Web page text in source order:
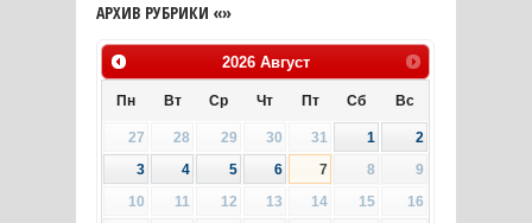
АРХИВ РУБРИКИ «»
2026 Август
Пн Вт Ср Чт Пт Сб Вс
27 28 29 30 31 1
2
3
4 5 6 7 8
9
10
11 12 13 14 15
16